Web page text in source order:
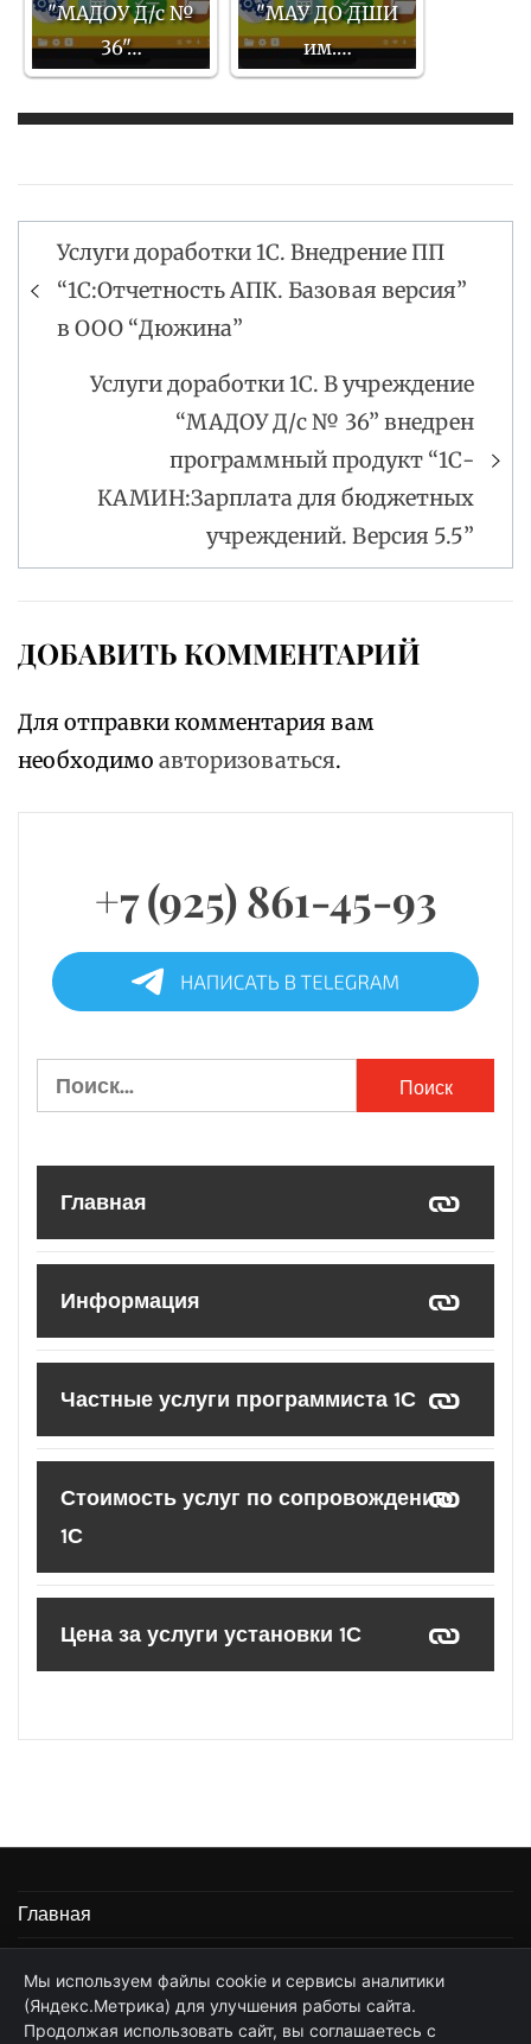
"МАДОУ Д/с №
36"…
"МАУ ДО ДШИ
им.…
Навигация
по
записям
Услуги доработки 1С. Внедрение ПП
“1С:Отчетность АПК. Базовая версия”
в ООО “Дюжина”
Услуги доработки 1С. В учреждение
“МАДОУ Д/с № 36” внедрен
программный продукт “1С-
КАМИН:Зарплата для бюджетных
учреждений. Версия 5.5”
ДОБАВИТЬ КОММЕНТАРИЙ
Для отправки комментария вам
необходимо авторизоваться.
+7 (925) 861-45-93
Найти:
Главная
Информация
Частные услуги программиста 1С
Стоимость услуг по сопровождению
1С
Цена за услуги установки 1С
Главная
Частные услуги программиста 1С
Мы используем файлы cookie и сервисы аналитики
(Яндекс.Метрика) для улучшения работы сайта.
Продолжая использовать сайт, вы соглашаетесь с